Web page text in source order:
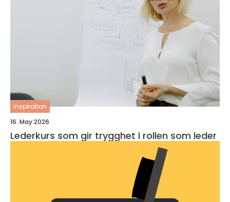
inspiration
16. May 2026
Lederkurs som gir trygghet i rollen som leder